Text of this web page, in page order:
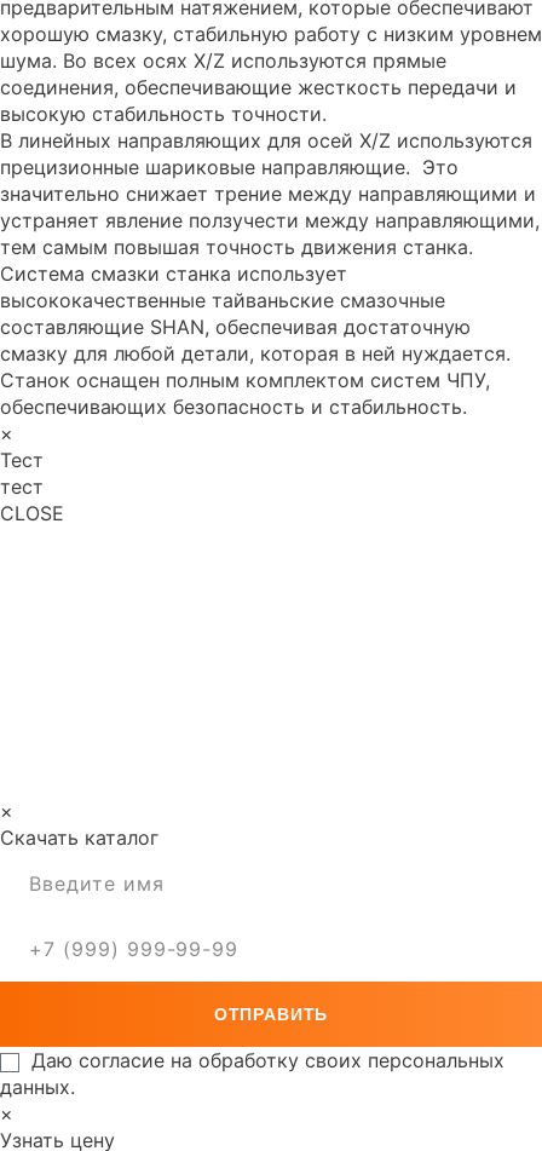
предварительным натяжением, которые обеспечивают
хорошую смазку, стабильную работу с низким уровнем
шума. Во всех осях X/Z используются прямые
соединения, обеспечивающие жесткость передачи и
высокую стабильность точности.
В линейных направляющих для осей X/Z используются
прецизионные шариковые направляющие. Это
значительно снижает трение между направляющими и
устраняет явление ползучести между направляющими,
тем самым повышая точность движения станка.
Система смазки станка использует
высококачественные тайваньские смазочные
составляющие SHAN, обеспечивая достаточную
смазку для любой детали, которая в ней нуждается.
Станок оснащен полным комплектом систем ЧПУ,
обеспечивающих безопасность и стабильность.
×
Тест
тест
CLOSE
×
Скачать каталог
Даю согласие на обработку своих персональных
данных.
×
Узнать цену